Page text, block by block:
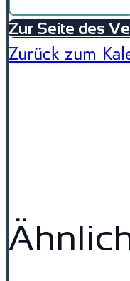
Zur Seite des
Zurück zum